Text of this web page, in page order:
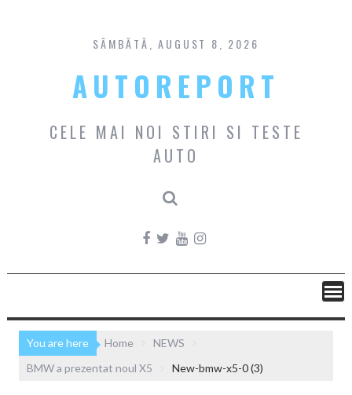
content
SÂMBĂTĂ, AUGUST 8, 2026
AUTOREPORT
CELE MAI NOI STIRI SI TESTE
AUTO
You are here Home
NEWS
BMW a prezentat noul X5
New-bmw-x5-0 (3)